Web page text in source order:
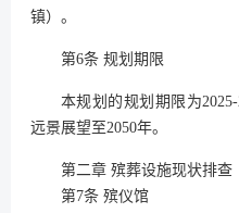
镇）。
第6条 规划期限
本规划的规划期限为
远景展望至2050年。
第二章 殡葬设施现状排查
第7条 殡仪馆